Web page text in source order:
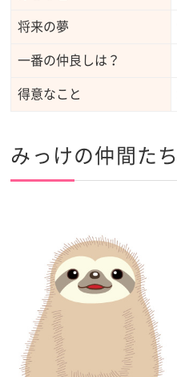
将来の夢
一番の仲良しは？
得意なこと
みっけの仲間たち